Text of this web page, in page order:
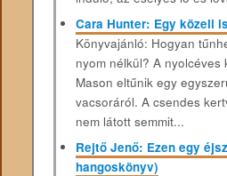
Cara Hunter: Egy közeli
Könyvajánló: Hogyan
nyom nélkül? A nyolcéves
Mason eltűnik egy
vacsoráról. A csendes
nem látott semmit...
Rejtő Jenő: Ezen egy
hangoskönyv)